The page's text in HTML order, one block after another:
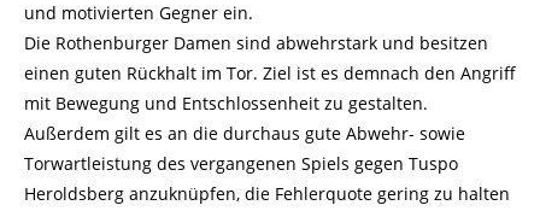
und motivierten Gegner ein.
Die Rothenburger Damen sind abwehrstark und besitzen
einen guten Rückhalt im Tor. Ziel ist es demnach den Angriff
mit Bewegung und Entschlossenheit zu gestalten.
Außerdem gilt es an die durchaus gute Abwehr- sowie
Torwartleistung des vergangenen Spiels gegen Tuspo
Heroldsberg anzuknüpfen, die Fehlerquote gering zu halten